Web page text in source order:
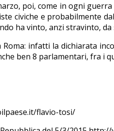
poi, come in ogni
civiche e probabilmente
ha vinto, anzi stravinto,
Roma: infatti la dichiarata
ben 8 parlamentari, fra i
flavio-tosi/